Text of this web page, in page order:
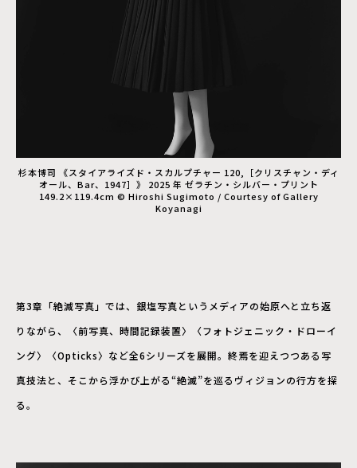
杉本博司 《スタイアライズド・スカルプチャー 120,［クリスチャン・ディ
オール、Bar、1947］》 2025 年 ゼラチン・シルバー・プリント
149.2×119.4cm © Hiroshi Sugimoto / Courtesy of Gallery
Koyanagi
第3章「絶滅写真」では、銀塩写真というメディアの始原へと立ち返
りながら、〈前写真、時間記録装置〉〈フォトジェニック・ドローイ
ング〉〈Opticks〉など全6シリーズを展開。終焉を迎えつつある写
真技法と、そこから浮かび上がる“絶滅”を巡るヴィジョンの行方を探
る。